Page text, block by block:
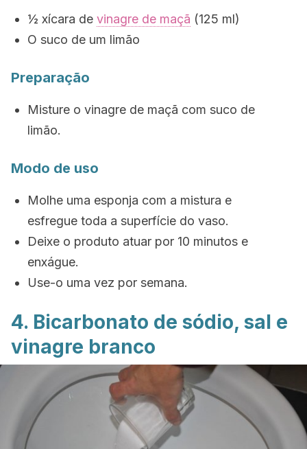
½ xícara de vinagre de maçã (125 ml)
O suco de um limão
Preparação
Misture o vinagre de maçã com suco de
limão.
Modo de uso
Molhe uma esponja com a mistura e
esfregue toda a superfície do vaso.
Deixe o produto atuar por 10 minutos e
enxágue.
Use-o uma vez por semana.
4. Bicarbonato de sódio, sal e
vinagre branco